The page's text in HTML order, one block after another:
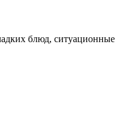
блюд, ситуационные